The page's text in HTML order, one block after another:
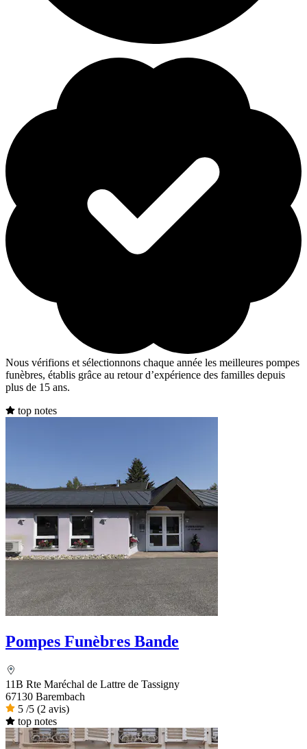
Nous vérifions et sélectionnons chaque année les meilleures pompes
funèbres, établis grâce au retour d’expérience des familles depuis
plus de 15 ans.
top notes
Pompes Funèbres Bande
11B Rte Maréchal de Lattre de Tassigny
67130 Barembach
5 /5 (2 avis)
top notes